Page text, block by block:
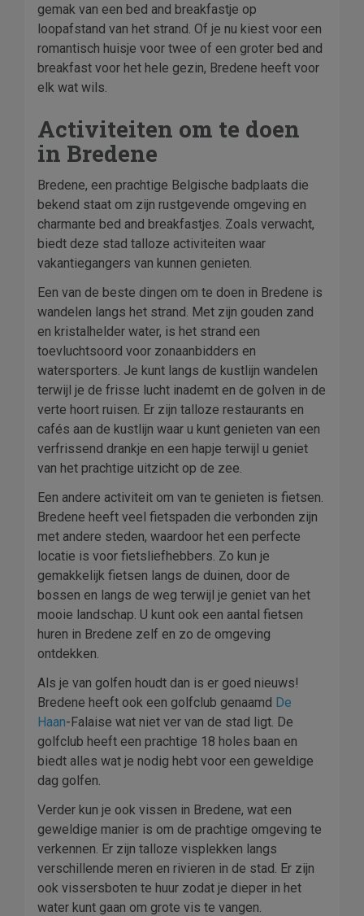
gemak van een bed and breakfastje op
loopafstand van het strand. Of je nu kiest voor een
romantisch huisje voor twee of een groter bed and
breakfast voor het hele gezin, Bredene heeft voor
elk wat wils.
Activiteiten om te doen
in Bredene
Bredene, een prachtige Belgische badplaats die
bekend staat om zijn rustgevende omgeving en
charmante bed and breakfastjes. Zoals verwacht,
biedt deze stad talloze activiteiten waar
vakantiegangers van kunnen genieten.
Een van de beste dingen om te doen in Bredene is
wandelen langs het strand. Met zijn gouden zand
en kristalhelder water, is het strand een
toevluchtsoord voor zonaanbidders en
watersporters. Je kunt langs de kustlijn wandelen
terwijl je de frisse lucht inademt en de golven in de
verte hoort ruisen. Er zijn talloze restaurants en
cafés aan de kustlijn waar u kunt genieten van een
verfrissend drankje en een hapje terwijl u geniet
van het prachtige uitzicht op de zee.
Een andere activiteit om van te genieten is fietsen.
Bredene heeft veel fietspaden die verbonden zijn
met andere steden, waardoor het een perfecte
locatie is voor fietsliefhebbers. Zo kun je
gemakkelijk fietsen langs de duinen, door de
bossen en langs de weg terwijl je geniet van het
mooie landschap. U kunt ook een aantal fietsen
huren in Bredene zelf en zo de omgeving
ontdekken.
Als je van golfen houdt dan is er goed nieuws!
Bredene heeft ook een golfclub genaamd  De
Haan-Falaise wat niet ver van de stad ligt. De
golfclub heeft een prachtige 18 holes baan en
biedt alles wat je nodig hebt voor een geweldige
dag golfen.
Verder kun je ook vissen in Bredene, wat een
geweldige manier is om de prachtige omgeving te
verkennen. Er zijn talloze visplekken langs
verschillende meren en rivieren in de stad. Er zijn
ook vissersboten te huur zodat je dieper in het
water kunt gaan om grote vis te vangen.